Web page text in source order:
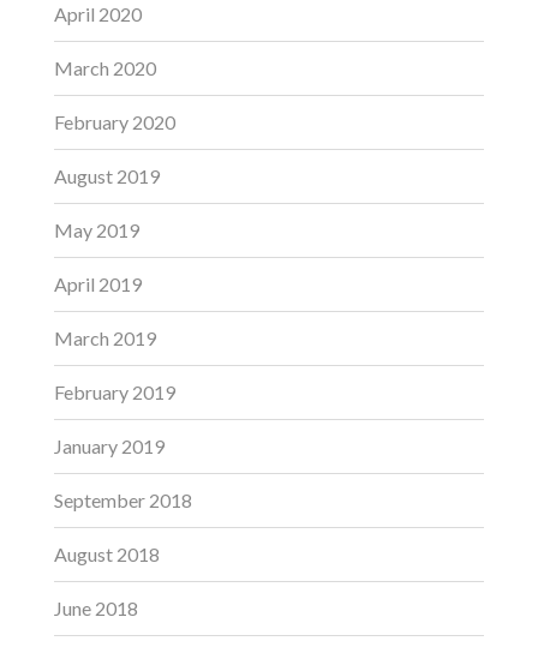
April 2020
March 2020
February 2020
August 2019
May 2019
April 2019
March 2019
February 2019
January 2019
September 2018
August 2018
June 2018